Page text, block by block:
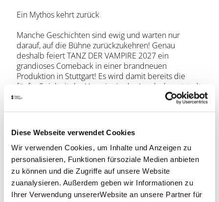
Diese Webseite verwendet Cookies
Wir verwenden Cookies, um Inhalte und Anzeigen zu
personalisieren, Funktionen fürsoziale Medien anbieten
zu können und die Zugriffe auf unsere Website
zuanalysieren. Außerdem geben wir Informationen zu
Ihrer Verwendung unsererWebsite an unsere Partner für
Ein Mythos kehrt zurück
Manche Geschichten sind ewig und warten nur
darauf, auf die Bühne zurückzukehren! Genau
deshalb feiert TANZ DER VAMPIRE 2027 ein
grandioses Comeback in einer brandneuen
Produktion in Stuttgart! Es wird damit bereits die
fünfte Spielzeit der Vampire in der Landeshauptstadt
sein. Hier ist die Geschichte um Graf von Krolock
längst mehr als ein Musical: Es ist Kult, Ritual und
Millionen Besucherinnen und Besucher haben die
Vampire im Stage Apollo Theater in ihren Bann
gezogen – mehr als an jedem anderen
Aufführungsort in Deutschland! Weltweit haben rund
11 Millionen Besucher*innen in 15 Ländern und 13
Sprachen die Erfolgsproduktion gesehen.
Lage & Kontakt